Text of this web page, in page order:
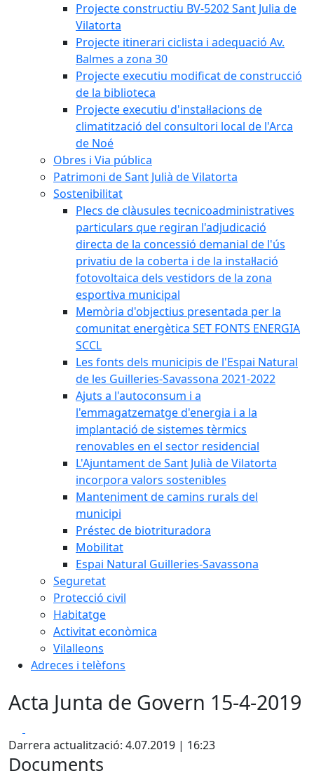
Projecte constructiu BV-5202 Sant Julia de
Vilatorta
Projecte itinerari ciclista i adequació Av.
Balmes a zona 30
Projecte executiu modificat de construcció
de la biblioteca
Projecte executiu d'instal·lacions de
climatització del consultori local de l'Arca
de Noé
Obres i Via pública
Patrimoni de Sant Julià de Vilatorta
Sostenibilitat
Plecs de clàusules tecnicoadministratives
particulars que regiran l'adjudicació
directa de la concessió demanial de l'ús
privatiu de la coberta i de la instal·lació
fotovoltaica dels vestidors de la zona
esportiva municipal
Memòria d'objectius presentada per la
comunitat energètica SET FONTS ENERGIA
SCCL
Les fonts dels municipis de l'Espai Natural
de les Guilleries-Savassona 2021-2022
Ajuts a l'autoconsum i a
l'emmagatzematge d'energia i a la
implantació de sistemes tèrmics
renovables en el sector residencial
L'Ajuntament de Sant Julià de Vilatorta
incorpora valors sostenibles
Manteniment de camins rurals del
municipi
Préstec de biotrituradora
Mobilitat
Espai Natural Guilleries-Savassona
Seguretat
Protecció civil
Habitatge
Activitat econòmica
Vilalleons
Adreces i telèfons
Acta Junta de Govern 15-4-2019
Darrera actualització: 4.07.2019 | 16:23
Documents